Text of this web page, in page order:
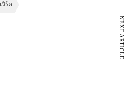
วิร์ค
NEXT ARTICLE